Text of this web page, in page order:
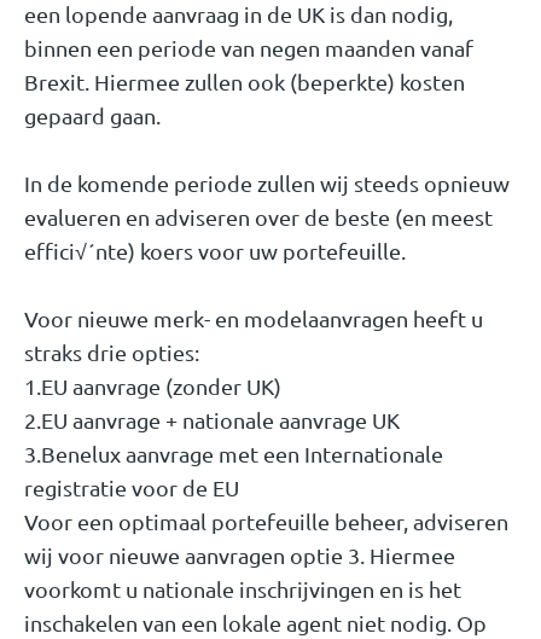
een lopende aanvraag in de UK is dan nodig,
binnen een periode van negen maanden vanaf
Brexit. Hiermee zullen ook (beperkte) kosten
gepaard gaan.
In de komende periode zullen wij steeds opnieuw
evalueren en adviseren over de beste (en meest
effici√´nte) koers voor uw portefeuille.
Voor nieuwe merk- en modelaanvragen heeft u
straks drie opties:
1.EU aanvrage (zonder UK)
2.EU aanvrage + nationale aanvrage UK
3.Benelux aanvrage met een Internationale
registratie voor de EU
Voor een optimaal portefeuille beheer, adviseren
wij voor nieuwe aanvragen optie 3. Hiermee
voorkomt u nationale inschrijvingen en is het
inschakelen van een lokale agent niet nodig. Op